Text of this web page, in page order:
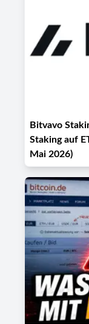
Bitvavo
Staking auf
Mai 2026)